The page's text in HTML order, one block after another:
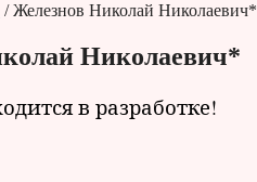
/ Железнов Николай Николаевич*
Николаевич*
в разработке!